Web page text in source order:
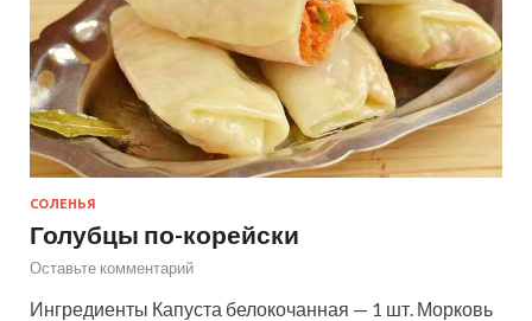
СОЛЕНЬЯ
Голубцы по-корейски
Оставьте комментарий
Ингредиенты Капуста белокочанная — 1 шт. Морковь